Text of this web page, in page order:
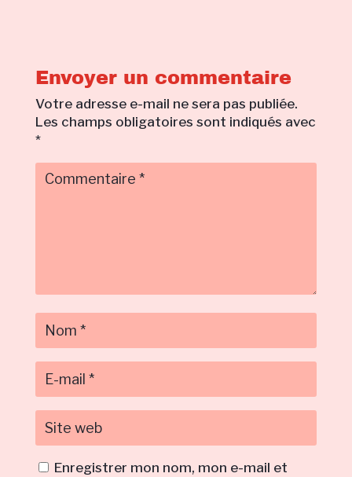
Envoyer un commentaire
Votre adresse e-mail ne sera pas publiée.
Les champs obligatoires sont indiqués avec
*
Enregistrer mon nom, mon e-mail et